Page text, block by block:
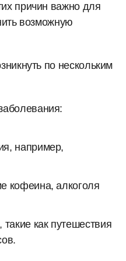
причин важно для
возможную
по нескольким
например,
кофеина, алкоголя
как путешествия